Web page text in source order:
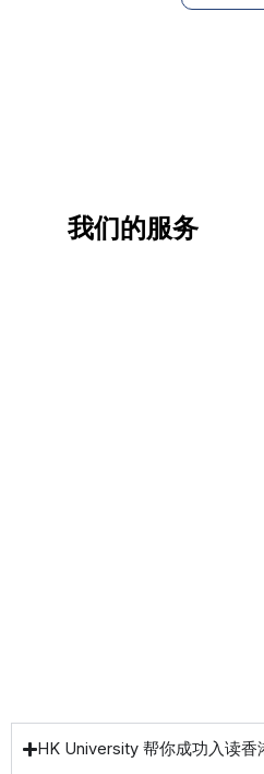
我们的服务
HK University 帮你成功入读香